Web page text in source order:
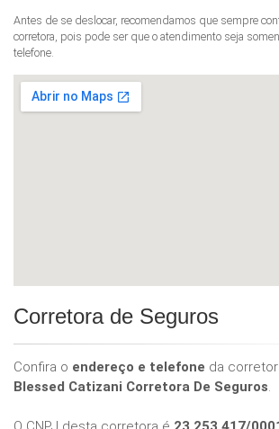
Antes de se deslocar, recomendamos que sempre
corretora, pois pode ser que o atendimento seja
telefone.
Corretora de Seguros
Confira o endereço e telefone da
Blessed Catizani Corretora De Seguros.